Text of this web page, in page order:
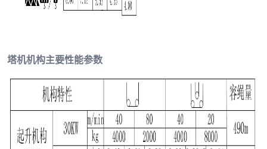
塔机机构主要性能参数